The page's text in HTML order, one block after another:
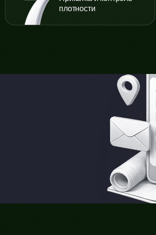
плотности